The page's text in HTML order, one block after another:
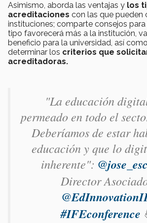
Asimismo, aborda las ventajas y los
acreditaciones con las que pueden
instituciones; comparte consejos
tipo favorecerá más a la institución,
beneficio para la universidad, así
determinar los criterios que
acreditadoras.
"La educación
permeado en todo el
Deberíamos de estar
educación y que lo
inherente":
Director
#IFEconference